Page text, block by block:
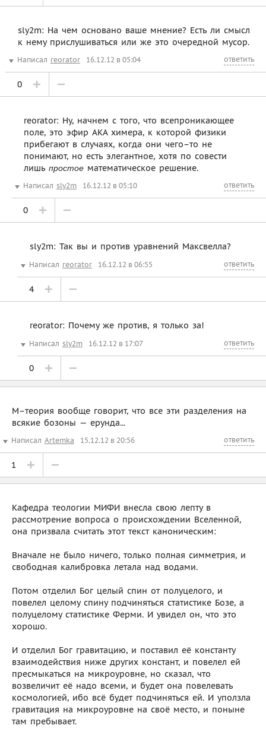
sly2m: На чем основано ваше мнение? Есть ли смысл
к нему прислушиваться или же это очередной мусор.
Написал reorator 16.12.12 в 05:04 ответить
0
reorator: Ну, начнем с того, что всепроникающее
поле, это эфир АКА химера, к которой физики
прибегают в случаях, когда они чего–то не
понимают, но есть элегантное, хотя по совести
лишь простое математическое решение.
Написал sly2m 16.12.12 в 05:10 ответить
0
sly2m: Так вы и против уравнений Максвелла?
Написал reorator 16.12.12 в 06:55 ответить
4
reorator: Почему же против, я только за!
Написал sly2m 16.12.12 в 17:07 ответить
0
М–теория вообще говорит, что все эти разделения на
всякие бозоны — ерунда...
Написал Artemka 15.12.12 в 20:56 ответить
1
Кафедра теологии МИФИ внесла свою лепту в
рассмотрение вопроса о происхождении Вселенной,
она призвала считать этот текст каноническим:
Вначале не было ничего, только полная симметрия, и
свободная калибровка летала над водами.
Потом отделил Бог целый спин от полуцелого, и
повелел целому спину подчиняться статистике Бозе, а
полуцелому статистике Ферми. И увидел он, что это
хорошо.
И отделил Бог гравитацию, и поставил её константу
взаимодействия ниже других констант, и повелел ей
пресмыкаться на микроуровне, но сказал, что
возвеличит её надо всеми, и будет она повелевать
космологией, ибо всё будет подчиняться ей. И уползла
гравитация на микроуровне на своё место, и поныне
там пребывает.